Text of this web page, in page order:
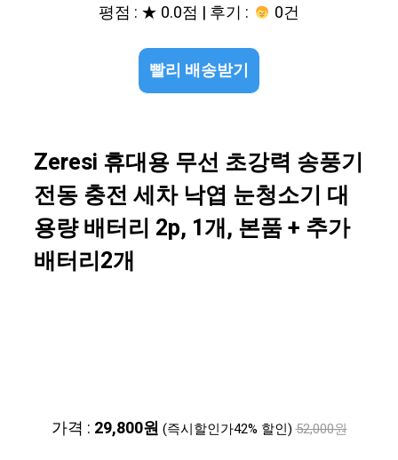
평점 : ★ 0.0점 | 후기 : 0건
빨리 배송받기
Zeresi 휴대용 무선 초강력 송풍기
전동 충전 세차 낙엽 눈청소기 대
용량 배터리 2p, 1개, 본품 + 추가
배터리2개
가격 : 29,800원 (즉시할인가42% 할인) 52,000원